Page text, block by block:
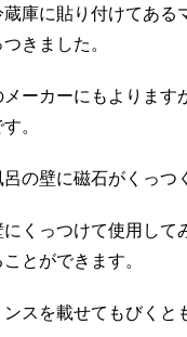
庫に貼り付けてあ
きました。
ーカーにもよります
。
の壁に磁石がくっつ
くっつけて使用し
とができます。
スを載せてもびくと